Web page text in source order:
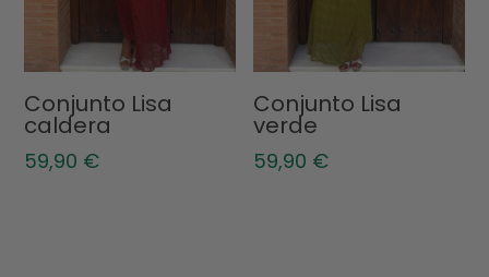
Conjunto Lisa
caldera
59,90 €
Conjunto Lisa
verde
59,90 €